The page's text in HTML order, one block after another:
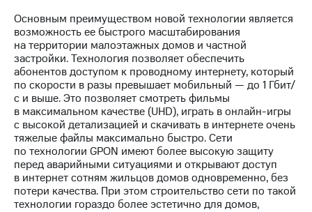
Интервью
Финансовая
отчетность
Контакты
Новости
в
регионе
и акционерам
Корпоративное
управление
Основным преимуществом новой технологии является
возможность ее быстрого масштабирования
на территории малоэтажных домов и частной
застройки. Технология позволяет обеспечить
абонентов доступом к проводному интернету, который
по скорости в разы превышает мобильный — до 1 Гбит/
с и выше. Это позволяет смотреть фильмы
в максимальном качестве (UHD), играть в онлайн-игры
с высокой детализацией и скачивать в интернете очень
тяжелые файлы максимально быстро. Сети
по технологии GPON имеют более высокую защиту
перед аварийными ситуациями и открывают доступ
в интернет сотням жильцов домов одновременно, без
потери качества. При этом строительство сети по такой
технологии гораздо более эстетично для домов,